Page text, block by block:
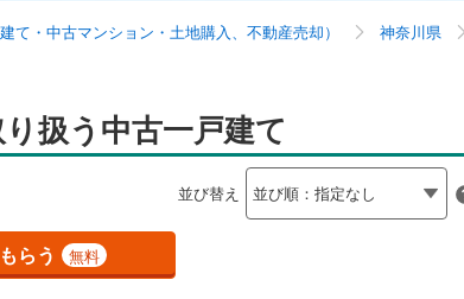
て・中古マンション・土地購入、不動産売却） 神奈川県
扱う中古一戸建て
並び替え
らう 無料
奈川 埼玉 千葉 茨城
阜 静岡 三重
滋賀 奈良
根 岡山
釧網本線(0)
上越線(0)
水戸線(0)
仙山線 (0)
3） ビルトインガレージ
防犯カメラ 0 ）
全国
検索条件を保存する
閉じる お気に入りリストを見る
閉じる
閉じる お気に入りリストを見る
閉じる